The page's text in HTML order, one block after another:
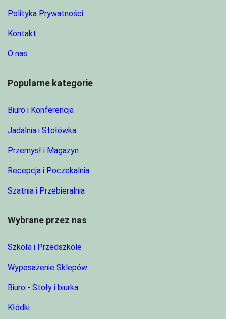
Polityka Prywatności
Kontakt
O nas
Popularne kategorie
Biuro i Konferencja
Jadalnia i Stołówka
Przemysł i Magazyn
Recepcja i Poczekalnia
Szatnia i Przebieralnia
Wybrane przez nas
Szkoła i Przedszkole
Wyposażenie Sklepów
Biuro - Stoły i biurka
Kłódki